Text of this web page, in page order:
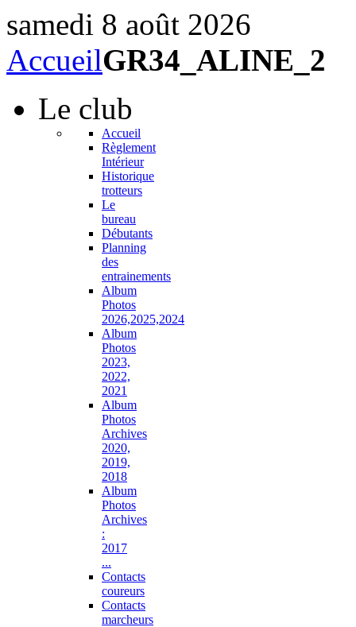
samedi 8 août 2026
AccueilGR34_ALINE_2
Le club
Accueil
Règlement
Intérieur
Historique
trotteurs
Le
bureau
Débutants
Planning
des
entrainements
Album
Photos
2026,2025,2024
Album
Photos
2023,
2022,
2021
Album
Photos
Archives
2020,
2019,
2018
Album
Photos
Archives
:
2017
...
Contacts
coureurs
Contacts
marcheurs